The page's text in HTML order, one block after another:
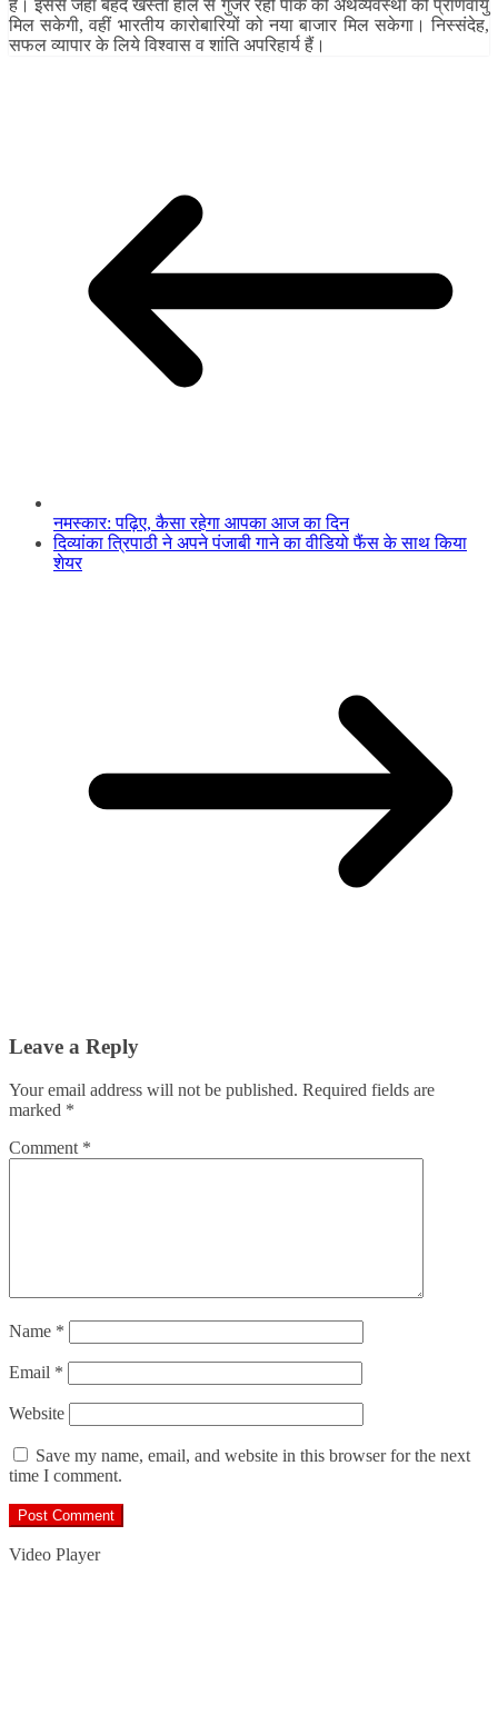
है। इससे जहां बेहद खस्ता हाल से गुजर रही पाक की अर्थव्यवस्था को प्राणवायु
मिल सकेगी, वहीं भारतीय कारोबारियों को नया बाजार मिल सकेगा। निस्संदेह,
सफल व्यापार के लिये विश्वास व शांति अपरिहार्य हैं।
नमस्कार: पढ़िए, कैसा रहेगा आपका आज का दिन
दिव्यांका त्रिपाठी ने अपने पंजाबी गाने का वीडियो फैंस के साथ किया
शेयर
Leave a Reply
Your email address will not be published. Required fields are
marked *
Comment *
Name *
Email *
Website
Save my name, email, and website in this browser for the next
time I comment.
Video Player